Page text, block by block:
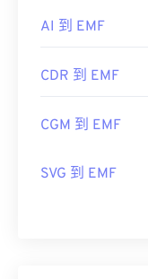
檔案的程式包括
首次發布：1992
首次發布：
AI 到 EMF
CDR 到 EMF
CGM 到 EMF
SVG 到 EMF